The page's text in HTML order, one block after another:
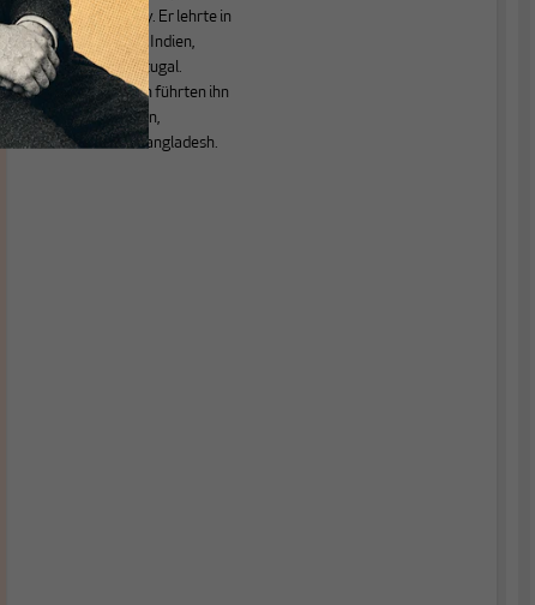
and Global History. Er lehrte in
Canada, Senegal, Indien,
Pakistan und Portugal.
Feldsforschungen führten ihn
auch nach Algerien,
Frankreich und Bangladesh.